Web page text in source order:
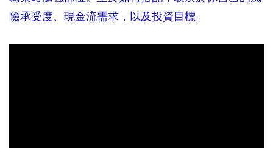
險承受度、現金流需求，以及投資目標。